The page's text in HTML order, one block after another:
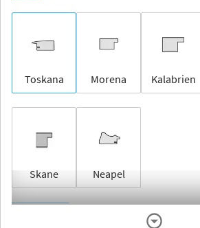
Toskana Morena Kalabrien
Skane Neapel